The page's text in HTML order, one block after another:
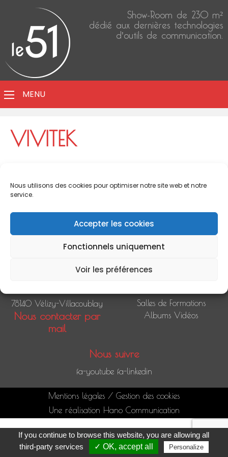
Nous utilisons des cookies pour optimiser notre site web et notre
service.
Accepter les cookies
Fonctionnels uniquement
Voir les préférences
Show-Room de 230 m²
dédié aux dernières technologies
d'outils de communication.
MENU
VIVITEK
Nous contacter
78140 Vélizy-Villacoublay
Nous contacter par
mail
Accès rapide
Salles de Formations
Albums Vidéos
Nous suivre
fa-youtube fa-linkedin
Mentions légales / Gestion des cookies
Une réalisation Hano Communication
If you continue to browse this website, you are allowing all
third-party services
✓ OK, accept all Personalize